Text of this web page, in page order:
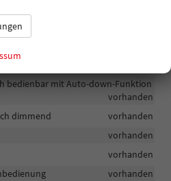
bedienbar mit Auto-down-
bedienbar mit Auto-down-Funktion
vorhanden
dimmend
vorhanden
vorhanden
vorhanden
vorhanden